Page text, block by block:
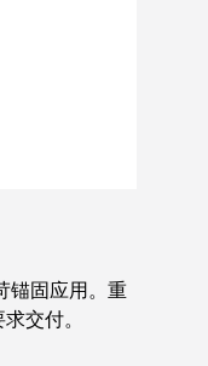
锚固应用。重
交付。